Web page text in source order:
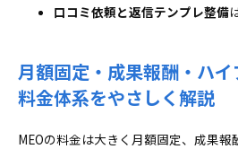
口コミ依頼と返信テンプレ整備
月額固定・成果報酬・ハ
料金体系をやさしく解説
MEOの料金は大きく月額固定、成果